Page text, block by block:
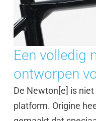
Een volledig
ontworpen
De Newton[e] is
platform. Origine